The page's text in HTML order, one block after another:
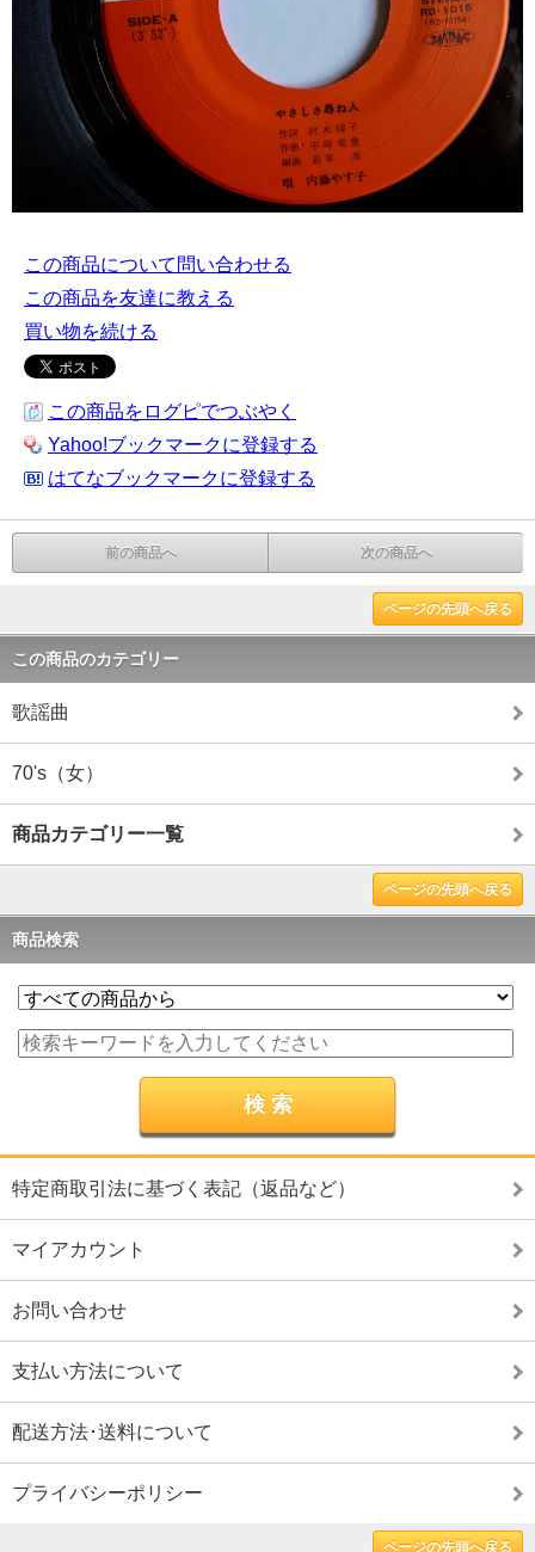
この商品について問い合わせる
この商品を友達に教える
買い物を続ける
この商品をログピでつぶやく
Yahoo!ブックマークに登録する
はてなブックマークに登録する
前の商品へ 次の商品へ
ページの先頭へ戻る
この商品のカテゴリー
歌謡曲
70's（女）
商品カテゴリー一覧
ページの先頭へ戻る
商品検索
特定商取引法に基づく表記（返品など）
マイアカウント
お問い合わせ
支払い方法について
配送方法･送料について
プライバシーポリシー
ページの先頭へ戻る